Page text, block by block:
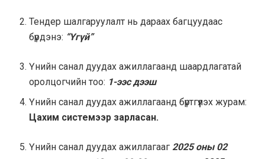
Тендер шалгаруулалт нь дараах багцуудаас
бүрдэнэ: “Үгүй”
Үнийн санал дуудах ажиллагаанд шаардлагатай
оролцогчийн тоо: 1-ээс дээш
Үнийн санал дуудах ажиллагаанд бүртгүүлэх журам:
Цахим системээр зарласан.
Үнийн санал дуудах ажиллагааг 2025оны 02